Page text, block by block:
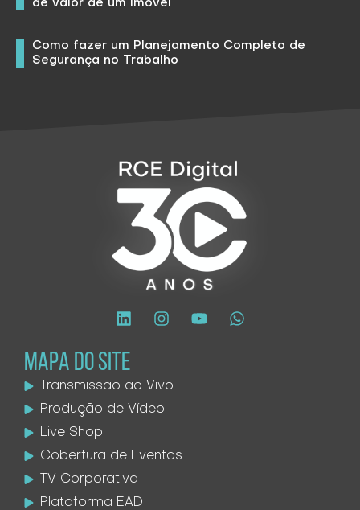
de valor de um imóvel
Como fazer um Planejamento Completo de
Segurança no Trabalho
MAPA DO SITE
Transmissão ao Vivo
Produção de Vídeo
Live Shop
Cobertura de Eventos
TV Corporativa
Plataforma EAD